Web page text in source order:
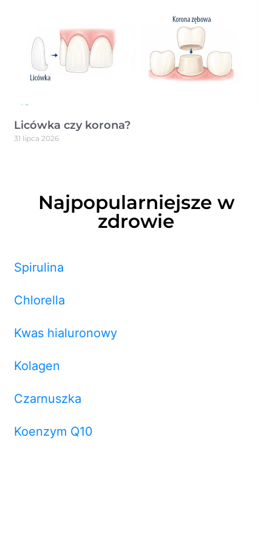
Licówka czy korona?
31 lipca 2026
Najpopularniejsze w
zdrowie
Spirulina
Chlorella
Kwas hialuronowy
Kolagen
Czarnuszka
Koenzym Q10